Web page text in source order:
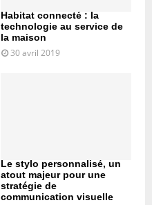
Habitat connecté : la
technologie au service de
la maison
30 avril 2019
Le stylo personnalisé, un
atout majeur pour une
stratégie de
communication visuelle